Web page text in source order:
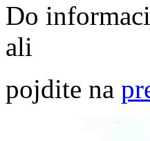
Do
ali
pojdite na